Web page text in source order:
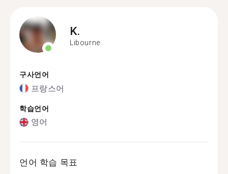
K.
Libourne
구사언어
프랑스어
학습언어
영어
언어 학습 목표